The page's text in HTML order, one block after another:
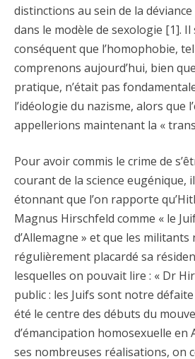
distinctions au sein de la
dans le modèle de sexologie [1].
conséquent que l’homophobie,
comprenons aujourd’hui, bien
pratique, n’était pas
l’idéologie du nazisme, alors que
appellerions maintenant la «
Pour avoir commis le crime de
courant de la science eugénique,
étonnant que l’on rapporte
Magnus Hirschfeld comme « le
d’Allemagne » et que les militants
régulièrement placardé sa
lesquelles on pouvait lire : « Dr
public : les Juifs sont notre
été le centre des débuts du
d’émancipation homosexuelle en
ses nombreuses réalisations, on